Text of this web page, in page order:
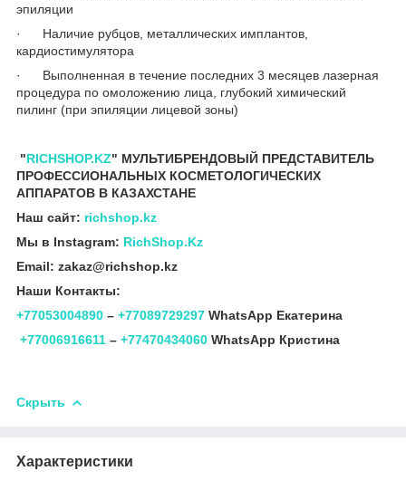
эпиляции
· Наличие рубцов, металлических имплантов,
кардиостимулятора
· Выполненная в течение последних 3 месяцев лазерная
процедура по омоложению лица, глубокий химический
пилинг (при эпиляции лицевой зоны)
"RICHSHOP.KZ" МУЛЬТИБРЕНДОВЫЙ ПРЕДСТАВИТЕЛЬ
ПРОФЕССИОНАЛЬНЫХ КОСМЕТОЛОГИЧЕСКИХ
АППАРАТОВ В КАЗАХСТАНЕ
Наш сайт: richshop.kz
Мы в Instagram: RichShop.Kz
Email: zakaz@richshop.kz
Наши Контакты:
+77053004890 – +77089729297 WhatsApp Екатерина
+77006916611 – +77470434060 WhatsApp Кристина
Скрыть
Характеристики